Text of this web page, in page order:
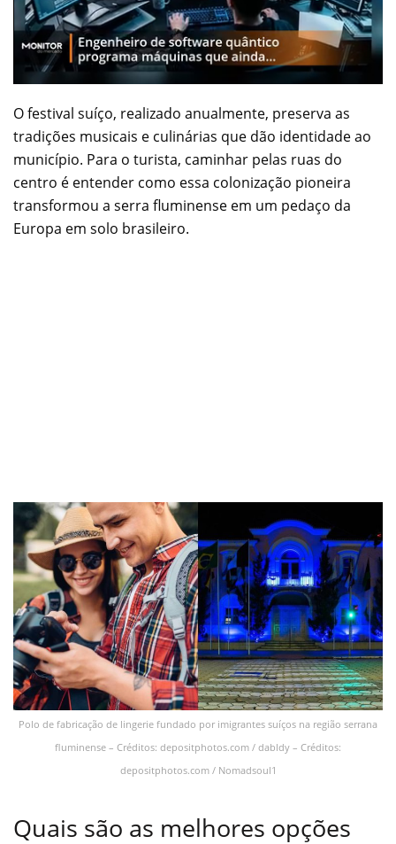
O festival suíço, realizado anualmente, preserva as
tradições musicais e culinárias que dão identidade ao
município. Para o turista, caminhar pelas ruas do
centro é entender como essa colonização pioneira
transformou a serra fluminense em um pedaço da
Europa em solo brasileiro.
Polo de fabricação de lingerie fundado por imigrantes suíços na região serrana
fluminense – Créditos: depositphotos.com / dabldy – Créditos:
depositphotos.com / Nomadsoul1
Quais são as melhores opções